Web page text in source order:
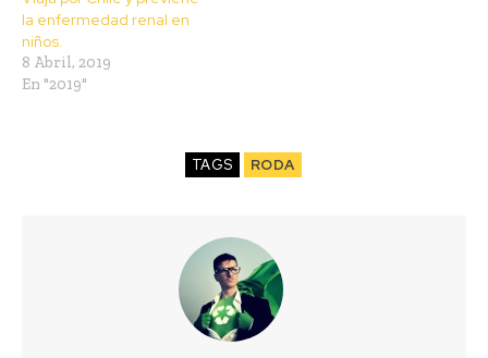
la enfermedad renal en
niños.
8 Abril, 2019
En "2019"
TAGS RODA